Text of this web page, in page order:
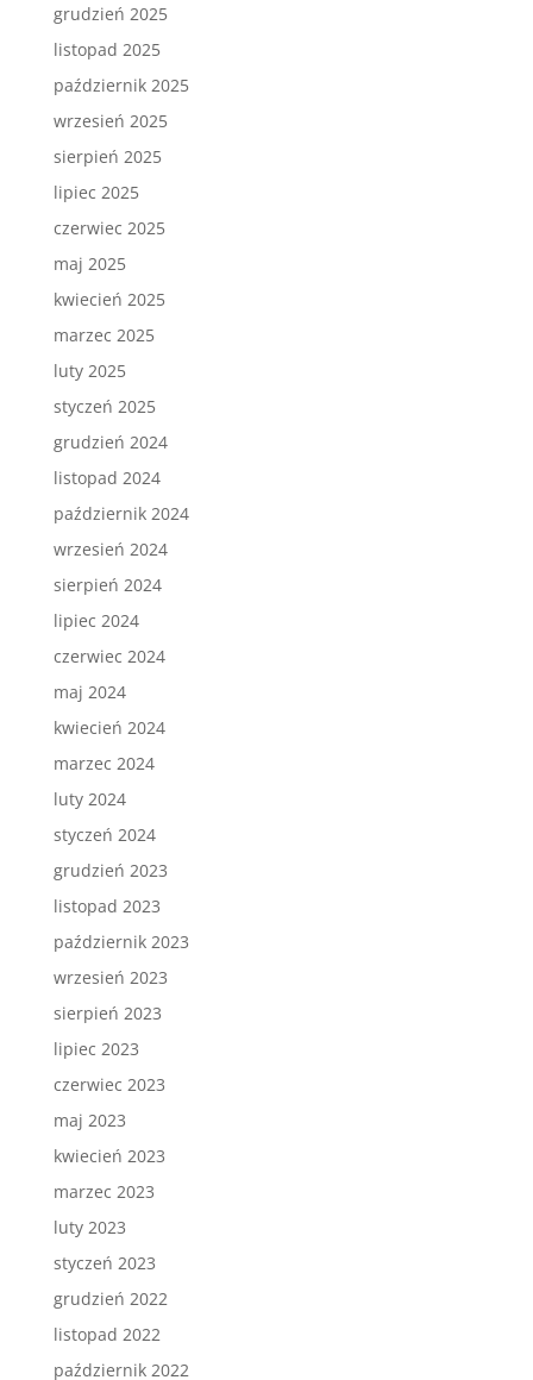
grudzień 2025
listopad 2025
październik 2025
wrzesień 2025
sierpień 2025
lipiec 2025
czerwiec 2025
maj 2025
kwiecień 2025
marzec 2025
luty 2025
styczeń 2025
grudzień 2024
listopad 2024
październik 2024
wrzesień 2024
sierpień 2024
lipiec 2024
czerwiec 2024
maj 2024
kwiecień 2024
marzec 2024
luty 2024
styczeń 2024
grudzień 2023
listopad 2023
październik 2023
wrzesień 2023
sierpień 2023
lipiec 2023
czerwiec 2023
maj 2023
kwiecień 2023
marzec 2023
luty 2023
styczeń 2023
grudzień 2022
listopad 2022
październik 2022